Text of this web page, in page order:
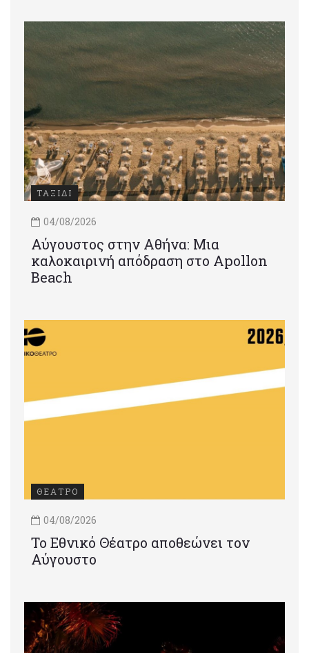
ΤΑΞΙΔΙ
04/08/2026
Αύγουστος στην Αθήνα: Μια
καλοκαιρινή απόδραση στο Apollon
Beach
ΘΕΑΤΡΟ
04/08/2026
Το Εθνικό Θέατρο αποθεώνει τον
Αύγουστο